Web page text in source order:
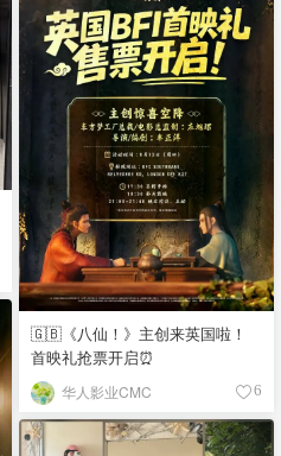
🇬🇧《八仙！》主创来英国啦！
首映礼抢票开启⏰
华人影业CMC 6